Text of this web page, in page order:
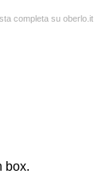
completa su oberlo.it
box.